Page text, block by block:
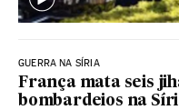
GUERRA NA SÍRIA
França mata seis
bombardeios na